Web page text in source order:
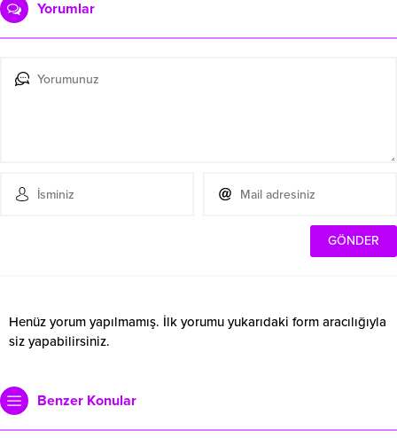
Yorumlar
Henüz yorum yapılmamış. İlk yorumu yukarıdaki form aracılığıyla
siz yapabilirsiniz.
Benzer Konular